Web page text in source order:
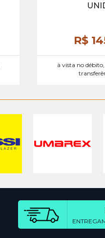
R$
à vista no